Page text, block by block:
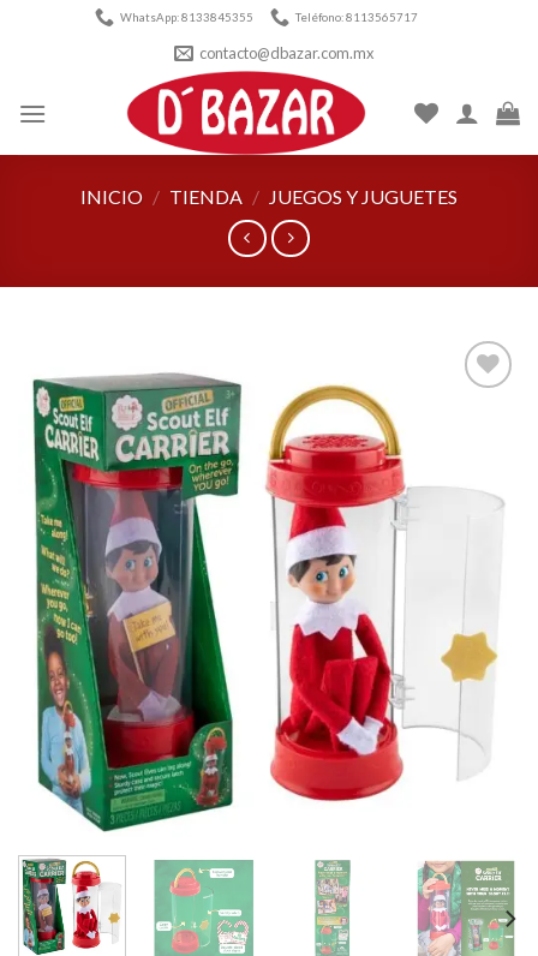
WhatsApp: 8133845355 Teléfono: 8113565717
contacto@dbazar.com.mx
INICIO / TIENDA / JUEGOS Y JUGUETES